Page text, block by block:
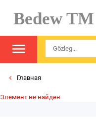
Bedew TM
Главная
Элемент не найден